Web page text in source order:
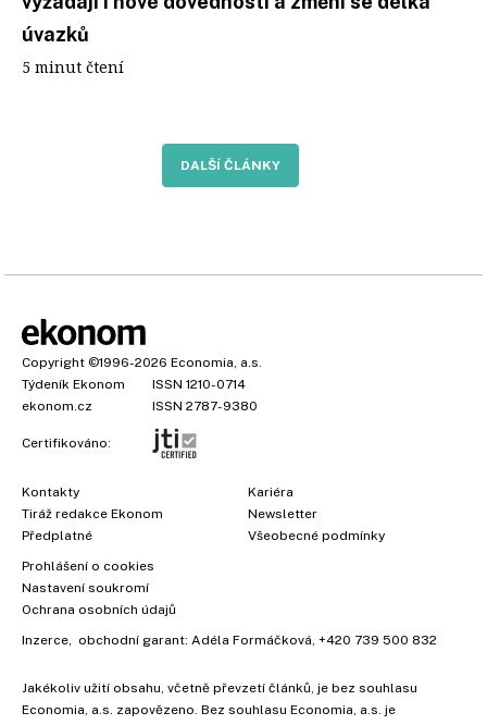
úvazků
5 minut čtení
DALŠÍ ČLÁNKY
Copyright ©1996-2026 Economia, a.s.
Týdeník Ekonom
ISSN 1210-0714
ekonom.cz
ISSN 2787-9380
Certifikováno:
Kontakty
Tiráž redakce Ekonom
Předplatné
Kariéra
Newsletter
Všeobecné podmínky
Prohlášení o cookies
Nastavení soukromí
Ochrana osobních údajů
Inzerce, obchodní garant: Adéla Formáčková, +420 739 500 832
Jakékoliv užití obsahu, včetně převzetí článků, je bez souhlasu
Economia, a.s. zapovězeno. Bez souhlasu Economia, a.s. je